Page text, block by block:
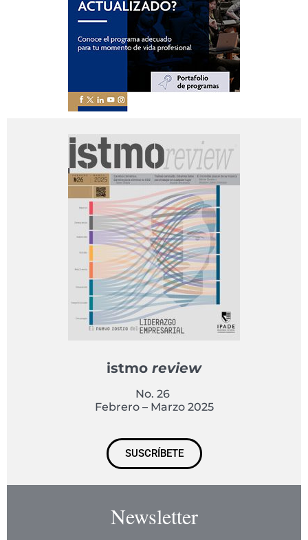
istmo review
No. 26
Febrero – Marzo 2025
SUSCRÍBETE
Newsletter